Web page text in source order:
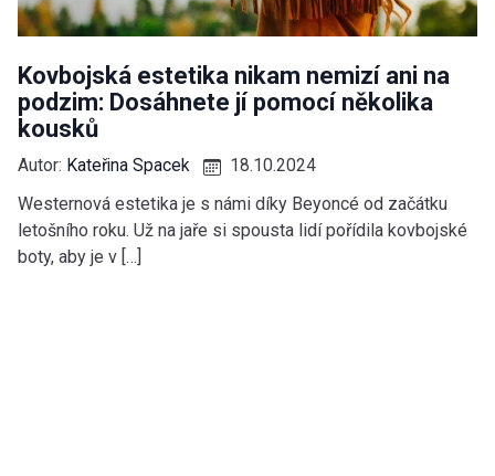
Kovbojská estetika nikam nemizí ani na
podzim: Dosáhnete jí pomocí několika
kousků
Autor: Kateřina Spacek
18.10.2024
Westernová estetika je s námi díky Beyoncé od začátku
letošního roku. Už na jaře si spousta lidí pořídila kovbojské
boty, aby je v […]